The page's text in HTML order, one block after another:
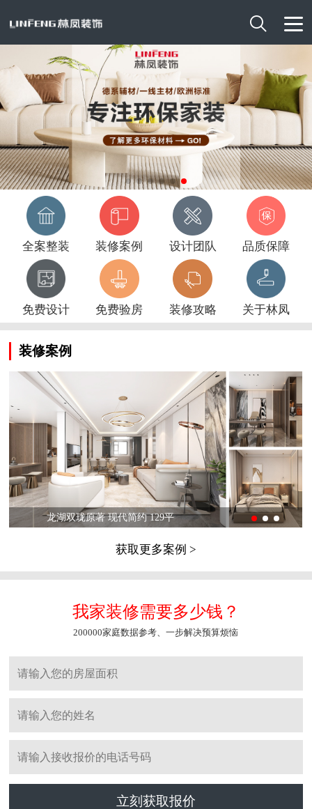

全案整装 装修案例 设计团队 品质保障
免费设计 免费验房 装修攻略 关于林凤
装修案例
龙湖双珑原著 现代简约 129平
获取更多案例 >
我家装修需要多少钱？
200000家庭数据参考、一步解决预算烦恼
立刻获取报价